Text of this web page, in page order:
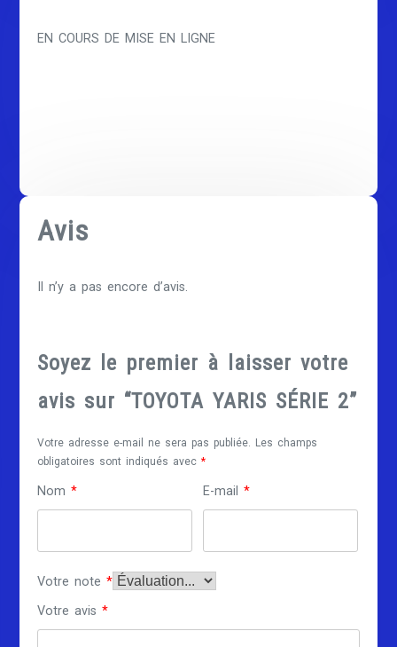
EN COURS DE MISE EN LIGNE
Avis
Il n’y a pas encore d’avis.
Soyez le premier à laisser votre
avis sur “TOYOTA YARIS SÉRIE 2”
Votre adresse e-mail ne sera pas publiée.
Les champs
obligatoires sont indiqués avec*
Nom* E-mail*
Votre note*
Votre avis*